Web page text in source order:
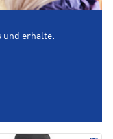
und erhalte: